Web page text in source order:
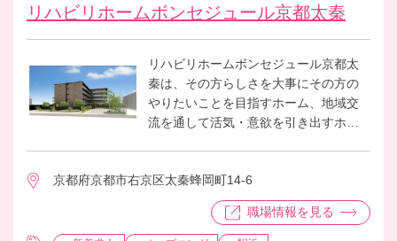
リハビリホームボンセジュール京都太秦
リハビリホームボンセジュール京都太
秦は、その方らしさを大事にその方の
やりたいことを目指すホーム、地域交
流を通して活気・意欲を引き出すホー
ってきたメソッド、業務改善のノウハ
ウを活かし、ご入居者のQOL向上に取
り組んでいきたい方、これまでの経験
京都府京都市右京区太秦蜂岡町14-6
職場情報を見る